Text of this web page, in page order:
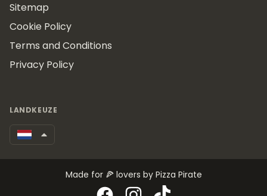
Sitemap
Cookie Policy
Terms and Conditions
Privacy Policy
LANDKEUZE
Made for 🍕 lovers by Pizza Pirate
FacebookInstagram
TikTok